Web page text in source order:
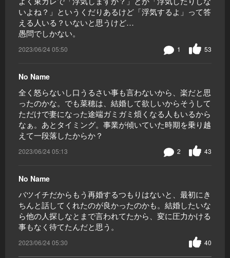
いよね？」というくだりあるけど「浮気するよ」って答
える人いる？いないと思うけど…
愚問でしかない。
2023/06/24 05:50 53
1
No Name
全く怒らないし口うるさい事も言わないから、楽だと思
ったのかな。でも菜穂は、結婚して欲しいからそうして
ただけで妻になった途端ガミガミ煩くなる人もいるから
なぁ。あとタイミング。事業が傾いていた時期を乗り越
えて一段落したからか？
2023/06/24 05:13 43
2
No Name
バツイチだからもう再婚するつもりはないと、最初にき
ちんと話してくれたのが良かったのかも。結婚したいな
ら他の人探しなとまで言われてたから、変に圧力かける
事もなく待てたんだと思う。
2023/06/24 05:30 40